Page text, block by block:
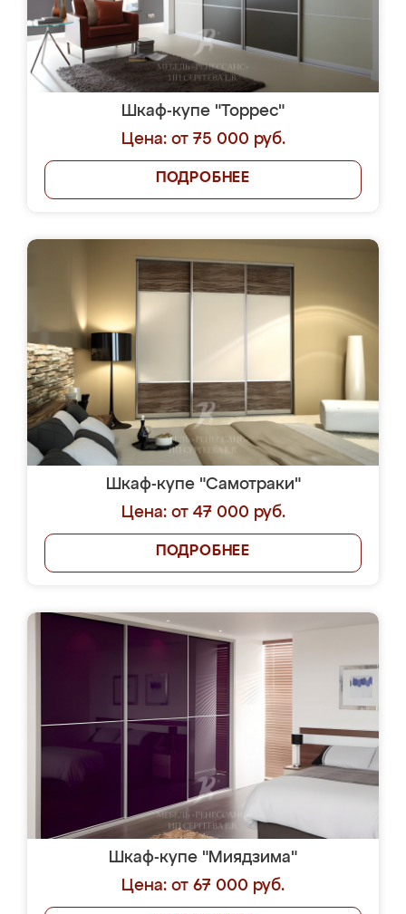
Шкаф-купе "Торрес"
Цена: от 75 000 руб.
ПОДРОБНЕЕ
Шкаф-купе "Самотраки"
Цена: от 47 000 руб.
ПОДРОБНЕЕ
Шкаф-купе "Миядзима"
Цена: от 67 000 руб.